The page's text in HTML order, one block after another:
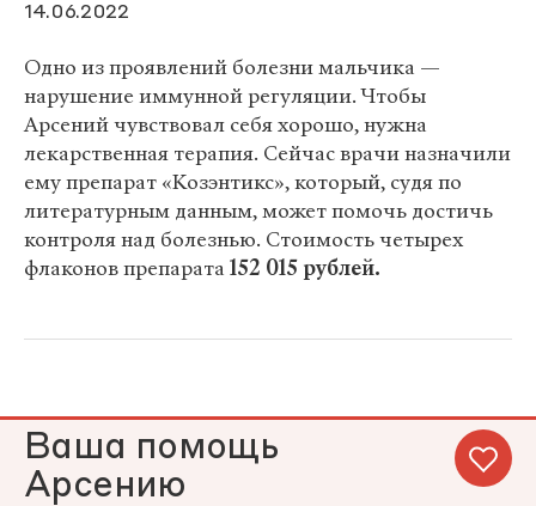
14.06.2022
Одно из проявлений болезни мальчика —
нарушение иммунной регуляции. Чтобы
Арсений чувствовал себя хорошо, нужна
лекарственная терапия. Сейчас врачи назначили
ему препарат «Козэнтикс», который, судя по
литературным данным, может помочь достичь
контроля над болезнью. Стоимость четырех
флаконов препарата 152 015 рублей.
Ваша помощь
Арсению